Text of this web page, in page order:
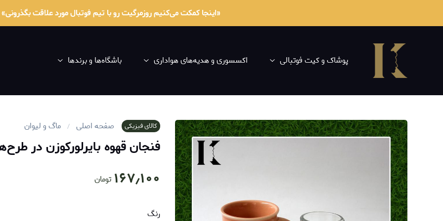
«اینجا کمکت می‌کنیم روزمرگیت رو با تیم فوتبال مورد علاقت بگذرونی»
پوشاک و کیت فوتبالی اکسسوری و هدیه‌های هواداری باشگاه‌ها و برندها
کالای فیزیکی صفحه اصلی ماگ و لیوان
فنجان قهوه بایرلورکوزن در
۱۶۷٫۱۰۰ تومان
رنگ